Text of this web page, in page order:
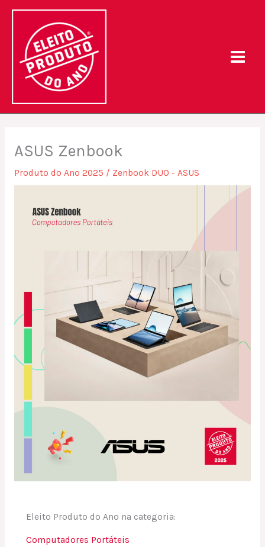
Skip
content
ASUS Zenbook
Produto do Ano 2025 / Zenbook DUO - ASUS
Eleito Produto do Ano na categoria:
Computadores Portáteis